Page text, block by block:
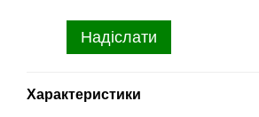
Надіслати
Характеристики